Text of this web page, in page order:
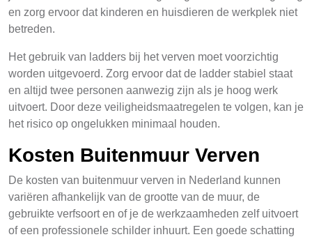
en zorg ervoor dat kinderen en huisdieren de werkplek niet
betreden.
Het gebruik van ladders bij het verven moet voorzichtig
worden uitgevoerd. Zorg ervoor dat de ladder stabiel staat
en altijd twee personen aanwezig zijn als je hoog werk
uitvoert. Door deze veiligheidsmaatregelen te volgen, kan je
het risico op ongelukken minimaal houden.
Kosten Buitenmuur Verven
De kosten van buitenmuur verven in Nederland kunnen
variëren afhankelijk van de grootte van de muur, de
gebruikte verfsoort en of je de werkzaamheden zelf uitvoert
of een professionele schilder inhuurt. Een goede schatting